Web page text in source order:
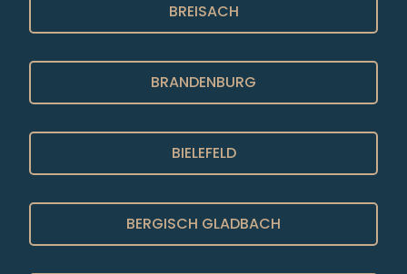
BREISACH
BRANDENBURG
BIELEFELD
BERGISCH GLADBACH